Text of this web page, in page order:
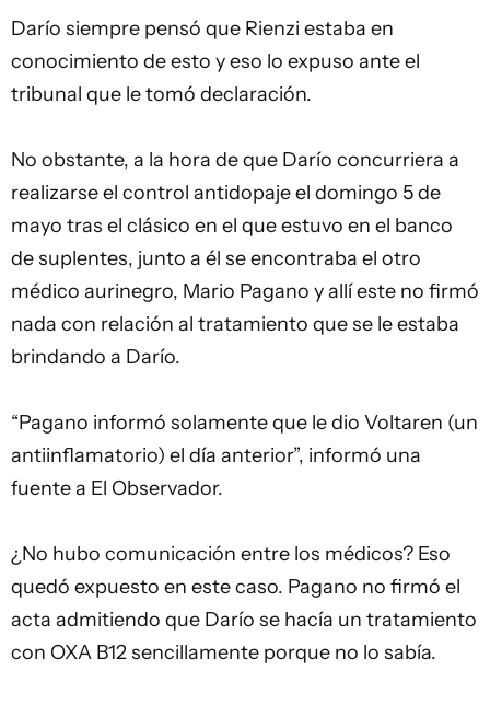
Darío siempre pensó que Rienzi estaba en
conocimiento de esto y eso lo expuso ante el
tribunal que le tomó declaración.
No obstante, a la hora de que Darío concurriera a
realizarse el control antidopaje el domingo 5 de
mayo tras el clásico en el que estuvo en el banco
de suplentes, junto a él se encontraba el otro
médico aurinegro, Mario Pagano y allí este no firmó
nada con relación al tratamiento que se le estaba
brindando a Darío.
“Pagano informó solamente que le dio Voltaren (un
antiinflamatorio) el día anterior”, informó una
fuente a El Observador.
¿No hubo comunicación entre los médicos? Eso
quedó expuesto en este caso. Pagano no firmó el
acta admitiendo que Darío se hacía un tratamiento
con OXA B12 sencillamente porque no lo sabía.